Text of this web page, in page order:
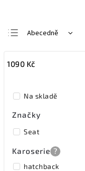
Abecedně
Nejdražší
1090 Kč
Na skladě
Značky
Seat
Karoserie ?
hatchback